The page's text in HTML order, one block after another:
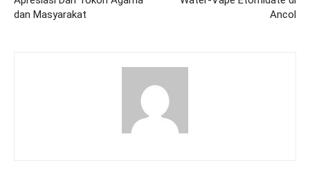
dan Masyarakat
Ancol